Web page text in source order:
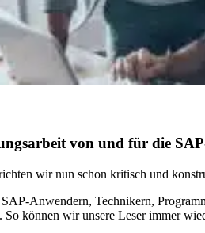
von und für die
wir nun schon kritisch und
Anwendern, Technikern,
können wir unsere Leser immer